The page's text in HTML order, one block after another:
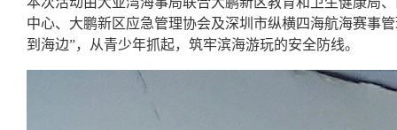
中心、大鹏新区应急管理协会及深圳市纵横四海航海赛事
到海边”，从青少年抓起，筑牢滨海游玩的安全防线。